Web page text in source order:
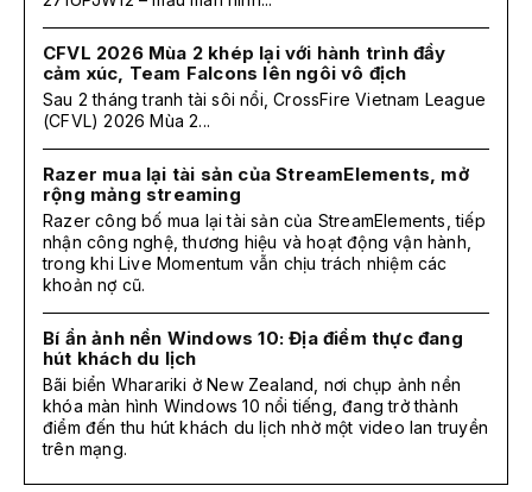
CFVL 2026 Mùa 2 khép lại với hành trình đầy
cảm xúc, Team Falcons lên ngôi vô địch
Sau 2 tháng tranh tài sôi nổi, CrossFire Vietnam League
(CFVL) 2026 Mùa 2...
Razer mua lại tài sản của StreamElements, mở
rộng mảng streaming
Razer công bố mua lại tài sản của StreamElements, tiếp
nhận công nghệ, thương hiệu và hoạt động vận hành,
trong khi Live Momentum vẫn chịu trách nhiệm các
khoản nợ cũ.
Bí ẩn ảnh nền Windows 10: Địa điểm thực đang
hút khách du lịch
Bãi biển Wharariki ở New Zealand, nơi chụp ảnh nền
khóa màn hình Windows 10 nổi tiếng, đang trở thành
điểm đến thu hút khách du lịch nhờ một video lan truyền
trên mạng.